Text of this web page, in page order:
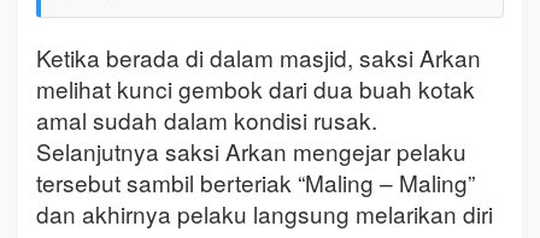
Ketika berada di dalam masjid, saksi Arkan
melihat kunci gembok dari dua buah kotak
amal sudah dalam kondisi rusak.
Selanjutnya saksi Arkan mengejar pelaku
tersebut sambil berteriak “Maling – Maling”
dan akhirnya pelaku langsung melarikan diri